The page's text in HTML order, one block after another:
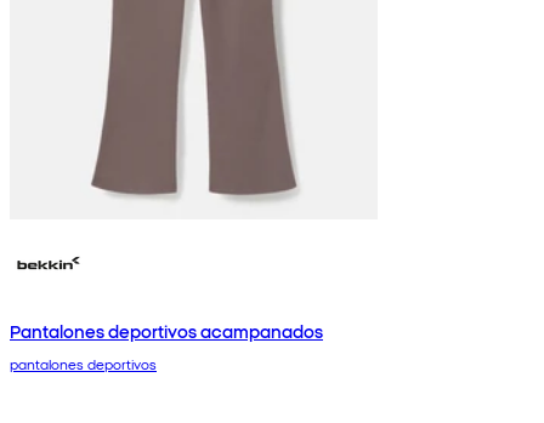
Pantalones deportivos acampanados
pantalones deportivos